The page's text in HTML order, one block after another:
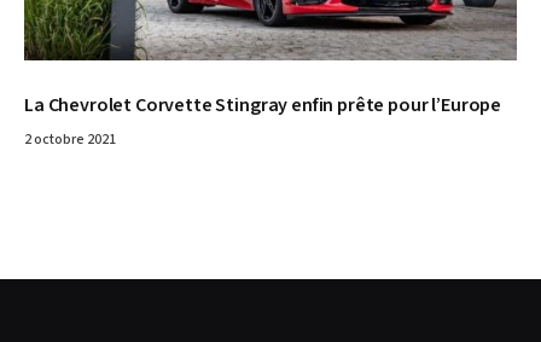
La Chevrolet Corvette Stingray enfin prête pour l’Europe
2 octobre 2021